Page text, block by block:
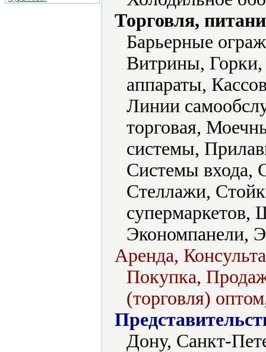
Торговля,
Барьерные
Витрины,
аппараты,
Линии
торговая,
системы,
Системы входа,
Стеллажи,
Экономпанели,
Аренда,
Покупка,
(торговля)
Дону, Санкт-